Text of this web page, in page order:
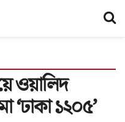
ওয়ালিদ
‘ঢাকা ১২০৫’